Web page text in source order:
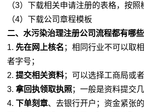
（3）下载相关申请注册的表格，按照
（4）下载公司章程模板
二、水污染治理注册公司流程都有哪些
1. 先在网上核名 ；相同行业不可以取
者字号；
2. 提交相关资料；可以选择工商局或
3. 拿回执领取执照；一般是资料提交
4. 下单刻章、去银行开户；资金紧张